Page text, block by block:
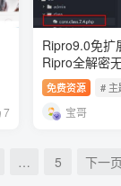
7
Ripro9.0免扩
Ripro全解密
免费资源 # 主
宝哥
… 5 下一页